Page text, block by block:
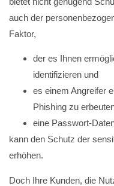
auch der
Faktor,
der es Ihnen
identifizieren und
es einem Angreifer
Phishing zu
eine Passwort-
kann den Schutz der
erhöhen.
Doch Ihre Kunden, die